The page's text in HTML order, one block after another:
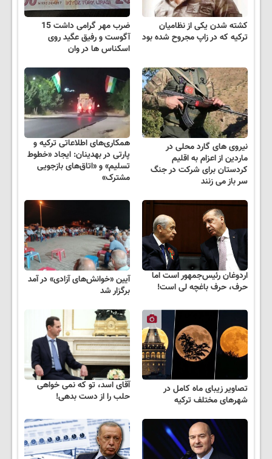
کشته شدن یکی از نظامیان
ترکیه که در زاپ مجروح شده بود
ضرب مهر گرامی داشت 15
آگوست و رفیق عگید روی
اسکناس ها در وان
نیروی های گارد محلی در
ماردین از اعزام به اقلیم
کردستان برای شرکت در جنگ
سر باز می زنند
همکاری‌های اطلاعاتی ترکیه و
پارتی در بهدینان: ایجاد «خطوط
تسلیم» و «اتاق‌های بازجویی
مشترک»
اردوغان رئیس‌جمهور است اما
حرف، حرف باغچه لی است!
آیین «خوانش‌های آزادی» در آمد
برگزار شد
تصاویر زیبای ماه کامل در
شهرهای مختلف ترکیه
آقای اسد، تو که نمی خواهی
حلب را از دست بدهی!